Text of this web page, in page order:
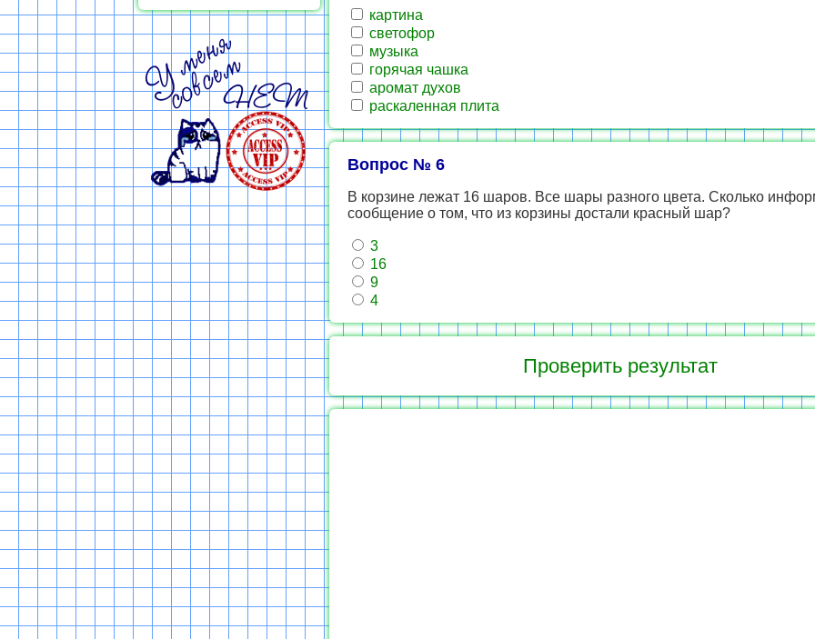
картина
светофор
музыка
горячая чашка
аромат духов
раскаленная плита
Вопрос № 6
В корзине лежат 16 шаров. Все шары разного цвета. Сколько
сообщение о том, что из корзины достали красный шар?
3
16
9
4